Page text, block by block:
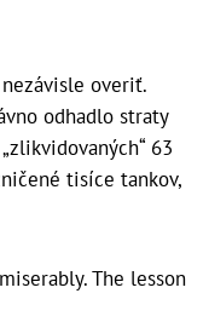
overiť.
odhadlo straty
63
tisíce tankov,
The lesson